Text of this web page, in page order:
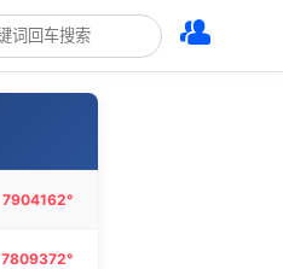
7904162°
7809372°